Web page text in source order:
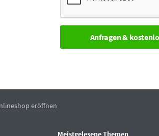
eröffnen
Meistgelesene Themen